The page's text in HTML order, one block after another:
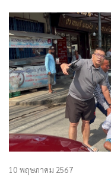
10 พฤษภาคม 2567